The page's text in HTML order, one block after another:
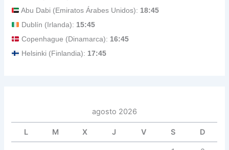
Abu Dabi (Emiratos Árabes Unidos): 18:45
Dublín (Irlanda): 15:45
Copenhague (Dinamarca): 16:45
Helsinki (Finlandia): 17:45
agosto 2026
L M X J V S D